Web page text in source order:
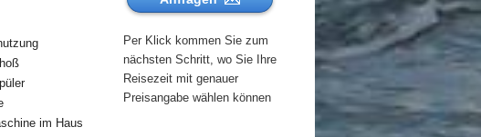
im Haus
Per Klick kommen Sie zum
nächsten Schritt, wo Sie Ihre
Reisezeit mit genauer
Preisangabe wählen können